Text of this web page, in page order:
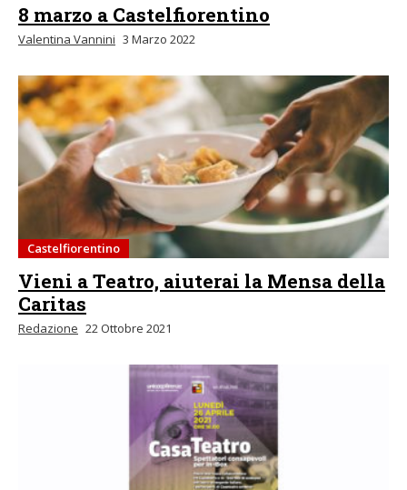
8 marzo a Castelfiorentino
Valentina Vannini 3 Marzo 2022
Castelfiorentino
Vieni a Teatro, aiuterai la Mensa della
Caritas
Redazione 22 Ottobre 2021